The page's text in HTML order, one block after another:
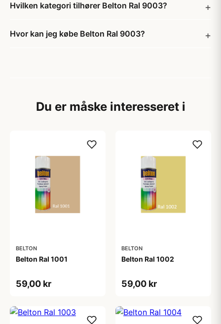
Hvilken kategori tilhører Belton Ral 9003?
Hvor kan jeg købe Belton Ral 9003?
Du er måske interesseret i
BELTON
Belton Ral 1001
59,00 kr
BELTON
Belton Ral 1002
59,00 kr